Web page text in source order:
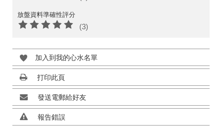
放盤資料準確性評分
(3)
加入到我的心水名單
打印此頁
發送電郵給好友
報告錯誤